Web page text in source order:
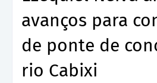
avanços para
de ponte de
rio Cabixi